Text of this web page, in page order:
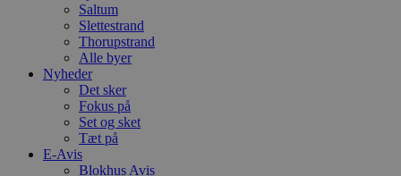
Saltum
Slettestrand
Thorupstrand
Alle byer
Nyheder
Det sker
Fokus på
Set og sket
Tæt på
E-Avis
Blokhus Avis